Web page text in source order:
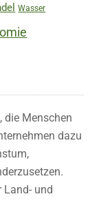
Wasser
die Menschen
dazu
und